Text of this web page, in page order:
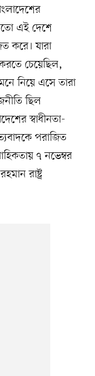
এই দেশে
করে। যারা
করতে চেয়েছিল,
নিয়ে এসে তারা
ছিল
স্বাধীনতা-
পরাজিত
৭ নভেম্বর
রাষ্ট্র